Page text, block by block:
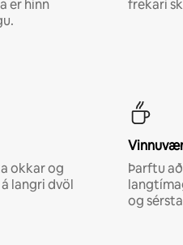
er hinn
frekari
okkar og
langri dvöl
Þarftu
og